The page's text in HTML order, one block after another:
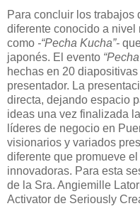
Para concluir los trabajos
diferente conocido a nivel
como -“Pecha Kucha”-
japonés. El evento “
hechas en 20 diapositivas
presentador. La
directa, dejando espacio
ideas una vez finalizada
líderes de negocio en
visionarios y variados
diferente que promueve
innovadoras. Para esta
de la Sra. Angiemille
Activator de Seriously